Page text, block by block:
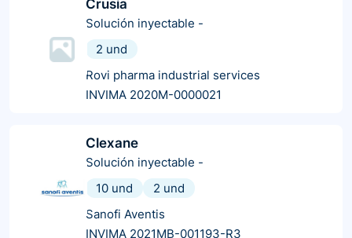
Crusia
Solución inyectable -
2 und
Rovi pharma industrial services
INVIMA 2020M-0000021
Clexane
Solución inyectable -
10 und
2 und
Sanofi Aventis
INVIMA 2021MB-001193-R3